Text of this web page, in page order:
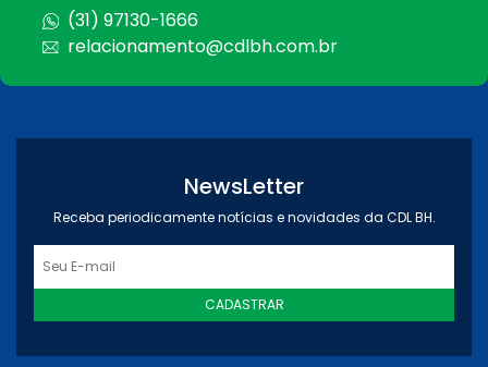
(31) 97130-1666
relacionamento@cdlbh.com.br
NewsLetter
Receba periodicamente notícias e novidades da CDL BH.
CADASTRAR